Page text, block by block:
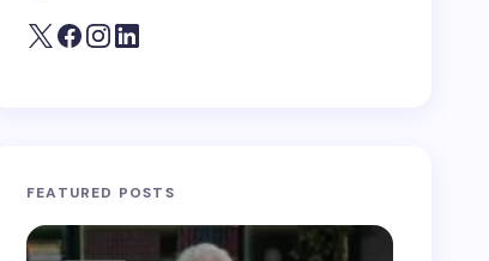
FEATURED POSTS